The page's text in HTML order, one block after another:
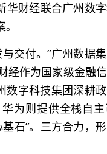
华财经联合广州数
交付。”广州数据
经作为国家级金融
数字科技集团深耕
为则提供全栈自
石”。三方合力，